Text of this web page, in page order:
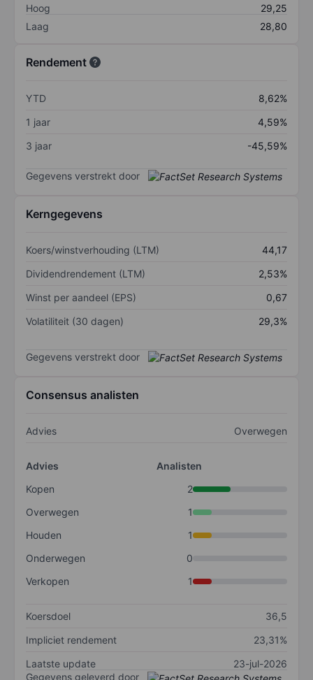
Hoog
29,25
Laag
28,80
Rendement
YTD
8,62%
1 jaar
4,59%
3 jaar
-45,59%
Gegevens verstrekt door
Kerngegevens
Koers/winstverhouding (LTM)
44,17
Dividendrendement (LTM)
2,53%
Winst per aandeel (EPS)
0,67
Volatiliteit (30 dagen)
29,3%
Gegevens verstrekt door
Consensus analisten
Advies Overwegen
Advies
Analisten
Kopen
2
Overwegen
1
Houden
1
Onderwegen
0
Verkopen
1
Koersdoel
36,5
Impliciet rendement
23,31%
Laatste update
23-jul-2026
Gegevens geleverd door